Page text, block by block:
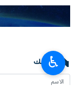
تعليقك
♿︎